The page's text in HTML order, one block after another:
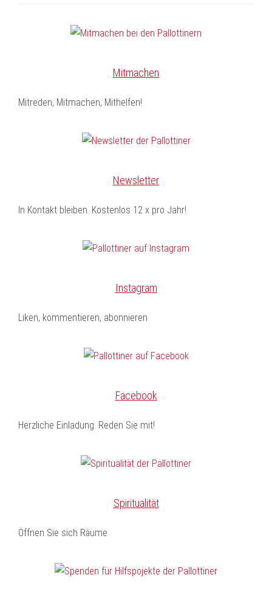
Mitmachen
Mitreden, Mitmachen, Mithelfen!
Newsletter
In Kontakt bleiben. Kostenlos 12 x pro Jahr!
Instagram
Liken, kommentieren, abonnieren
Facebook
Herzliche Einladung: Reden Sie mit!
Spiritualität
Öffnen Sie sich Räume